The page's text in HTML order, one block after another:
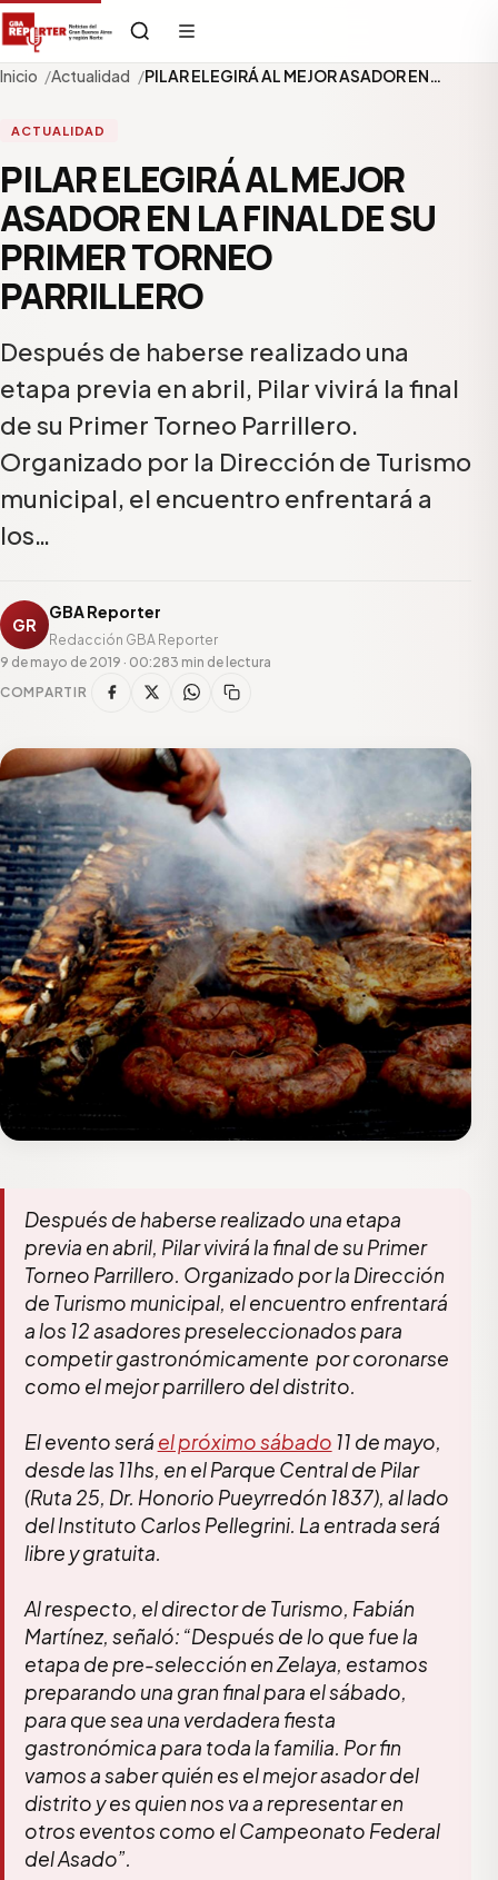
Inicio Actualidad PILAR ELEGIRÁ AL MEJOR ASADOR EN…
ACTUALIDAD
PILAR ELEGIRÁ AL MEJOR
ASADOR EN LA FINAL DE SU
PRIMER TORNEO
PARRILLERO⁩
Después de haberse realizado una
etapa previa en abril, Pilar vivirá la final
de su Primer Torneo Parrillero.
Organizado por la Dirección de Turismo
municipal, el encuentro enfrentará a
los…
GR
GBA Reporter
Redacción GBA Reporter
9 de mayo de 2019 · 00:283 min de lectura
COMPARTIR
Después de haberse realizado una etapa
previa en abril, Pilar vivirá la final de su Primer
Torneo Parrillero. Organizado por la Dirección
de Turismo municipal, el encuentro enfrentará
a los 12 asadores preseleccionados para
competir gastronómicamente por coronarse
como el mejor parrillero del distrito.
El evento será el próximo sábado 11 de mayo,
desde las 11hs, en el Parque Central de Pilar
(Ruta 25, Dr. Honorio Pueyrredón 1837), al lado
del Instituto Carlos Pellegrini. La entrada será
libre y gratuita.
Al respecto, el director de Turismo, Fabián
Martínez, señaló: “Después de lo que fue la
etapa de pre-selección en Zelaya, estamos
preparando una gran final para el sábado,
para que sea una verdadera fiesta
gastronómica para toda la familia. Por fin
vamos a saber quién es el mejor asador del
distrito y es quien nos va a representar en
otros eventos como el Campeonato Federal
del Asado”.